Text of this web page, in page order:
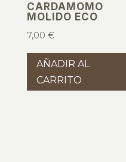
CARDAMOMO
MOLIDO ECO
7,00 €
AÑADIR AL
CARRITO